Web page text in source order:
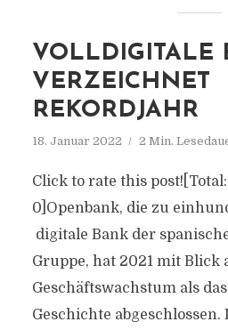
VOLLDIGITALE
VERZEICHNET
REKORDJAHR
18. Januar 2022 2 Min.
Click to rate this
0]Openbank, die zu
digitale Bank der
Gruppe, hat 2021 mit Blick
Geschäftswachstum als
Geschichte abgeschlossen.